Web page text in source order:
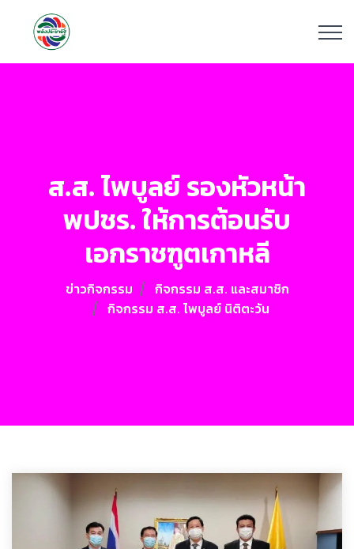
ส.ส. ไพบูลย์ รองหัวหน้า
พปชร. ให้การต้อนรับ
เอกราชฑูตเกาหลี
ข่าวกิจกรรม
กิจกรรม ส.ส. และสมาชิก
กิจกรรม ส.ส. ไพบูลย์ นิติตะวัน